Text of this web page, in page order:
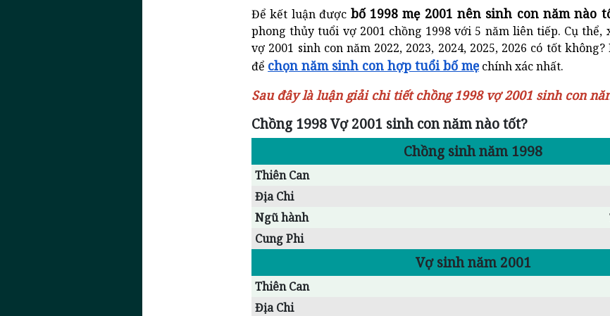
Để kết luận được bố 1998 mẹ 2001 nên sinh con năm nào
phong thủy tuổi vợ 2001 chồng 1998 với 5 năm liên tiếp. Cụ thể,
vợ 2001 sinh con năm 2022, 2023, 2024, 2025, 2026 có tốt
để chọn năm sinh con hợp tuổi bố mẹ chính xác nhất.
Sau đây là luận giải chi tiết chồng 1998 vợ 2001 sinh con
Chồng 1998 Vợ 2001 sinh con năm nào tốt?
Chồng sinh năm 1998
Thiên Can
Địa Chi
Ngũ hành
Cung Phi
Vợ sinh năm 2001
Thiên Can
Địa Chi